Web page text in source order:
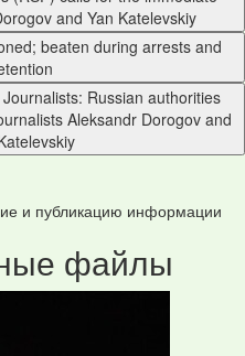
and Yan Katelevskiy​
beaten during arrests and
Russian authorities
Aleksandr Dorogov and
и публикацию информации
файлы